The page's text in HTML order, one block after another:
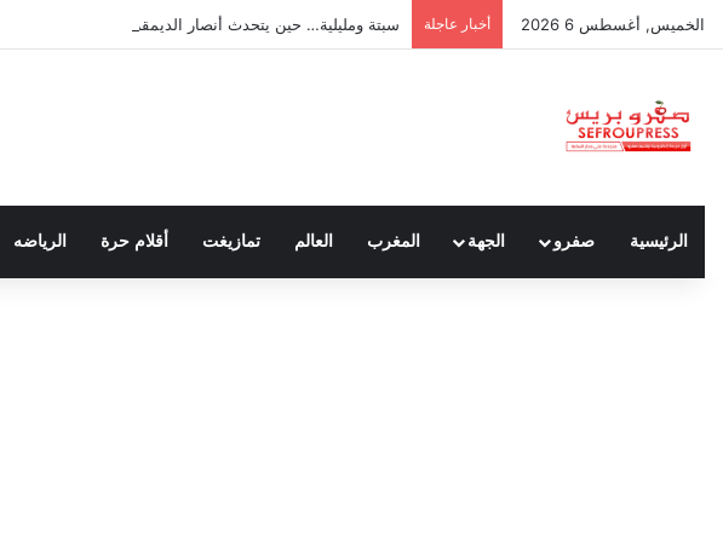
الخميس, أغسطس 6 2026 أخبار عاجلة سبتة ومليلية… حين يتحدث أنصار الديمقراطية بلسان الاستعمار
الرئيسية صفرو الجهة المغرب العالم تمازيغت أقلام حرة الرياضه